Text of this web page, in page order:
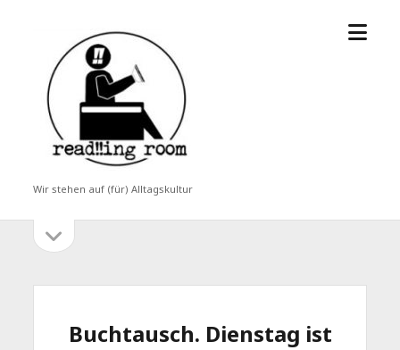
read!!ing
room
Wir stehen auf (für) Alltagskultur
Menü
Seitenleiste
öffnen
Buchtausch. Dienstag ist